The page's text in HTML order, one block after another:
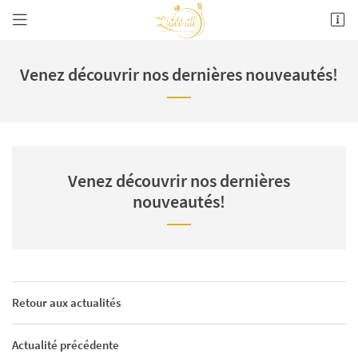
07 61 86 26 50
Venez découvrir nos dernières nouveautés!
Venez découvrir nos dernières
nouveautés!
Retour aux actualités
Actualité précédente